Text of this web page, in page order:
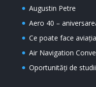
Augustin Petre
Aero 40 –
Ce poate face
Air Navigation
Oportunități de